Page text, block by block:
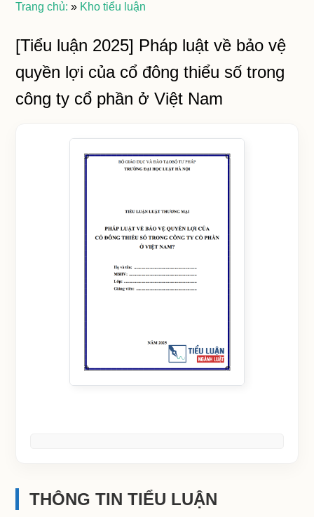
Trang chủ: » Kho tiểu luận
[Tiểu luận 2025] Pháp luật về bảo vệ
quyền lợi của cổ đông thiểu số trong
công ty cổ phần ở Việt Nam
THÔNG TIN TIỂU LUẬN